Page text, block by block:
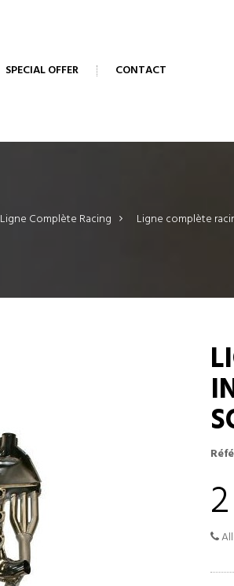
SPECIAL OFFER CONTACT
Ligne Complète Racing > Ligne complète